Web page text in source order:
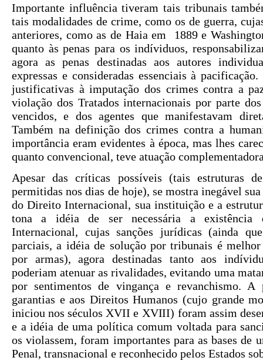
Importante influência tiveram tais tribunais
tais modalidades de crime, como os de guerra,
anteriores, como as de Haia em 1889 e
quanto às penas para os indíviduos,
agora as penas destinadas aos autores
expressas e consideradas essenciais à
justificativas à imputação dos crimes contra a
violação dos Tratados internacionais por parte
vencidos, e dos agentes que manifestavam
Também na definição dos crimes contra a
importância eram evidentes à época, mas lhes
quanto convencional, teve atuação
Apesar das críticas possíveis (tais estruturas
permitidas nos dias de hoje), se mostra inegável
do Direito Internacional, sua instituição e a
tona a idéia de ser necessária a existência
Internacional, cujas sanções jurídicas (ainda
parciais, a idéia de solução por tribunais é
por armas), agora destinadas tanto aos
poderiam atenuar as rivalidades, evitando uma
por sentimentos de vingança e revanchismo. A
garantias e aos Direitos Humanos (cujo grande
iniciou nos séculos XVII e XVIII) foram assim
e a idéia de uma política comum voltada para
os violassem, foram importantes para as bases de
Penal, transnacional e reconhecido pelos Estados